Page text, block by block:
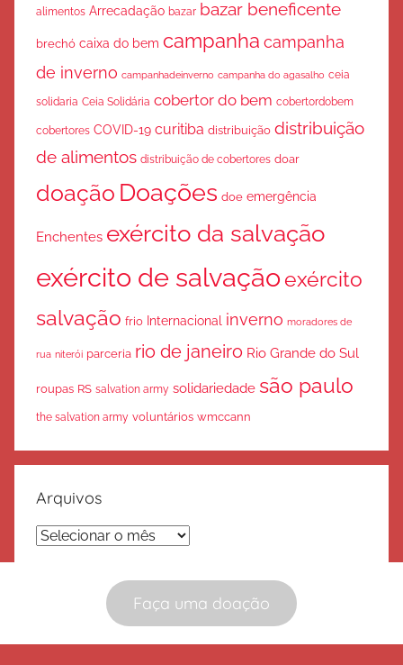
Faça uma doação
alimentos Arrecadação bazar bazar beneficente
brechó caixa do bem campanha campanha
de inverno campanhadeinverno campanha do agasalho ceia
solidaria Ceia Solidária cobertor do bem cobertordobem
cobertores COVID-19 curitiba distribuição distribuição
de alimentos distribuição de cobertores doar
doação Doações doe emergência
Enchentes exército da salvação
exército de salvaçãoexército
salvação frio Internacional inverno moradores de
rua niterói parceria rio de janeiro Rio Grande do Sul
roupas RS salvation army solidariedade são paulo
the salvation army voluntários wmccann
Arquivos
Arquivos